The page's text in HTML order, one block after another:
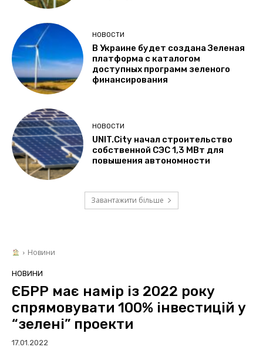
НОВОСТИ
В Украине будет создана Зеленая
платформа с каталогом
доступных программ зеленого
финансирования
НОВОСТИ
UNIT.City начал строительство
собственной СЭС 1,3 МВт для
повышения автономности
Завантажити більше